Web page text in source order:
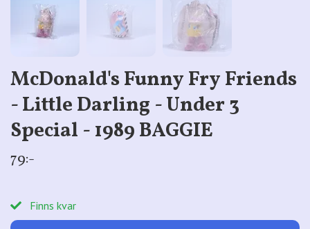
McDonald's Funny Fry Friends
- Little Darling - Under 3
Special - 1989 BAGGIE
79:-
Finns kvar